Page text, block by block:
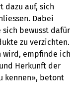
dazu auf, sich
Dabei
bewusst dafür
zu verzichten.
wird, empfinde ich
Herkunft der
kennen», betont